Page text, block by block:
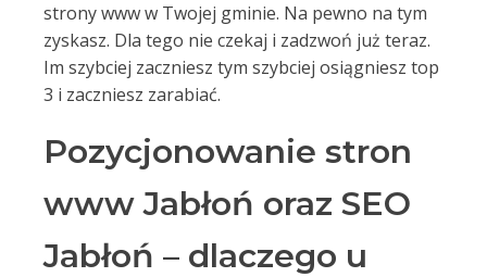
strony www w Twojej gminie. Na pewno na tym
zyskasz. Dla tego nie czekaj i zadzwoń już teraz.
Im szybciej zaczniesz tym szybciej osiągniesz top
3 i zaczniesz zarabiać.
Pozycjonowanie stron
www Jabłoń oraz SEO
Jabłoń – dlaczego u